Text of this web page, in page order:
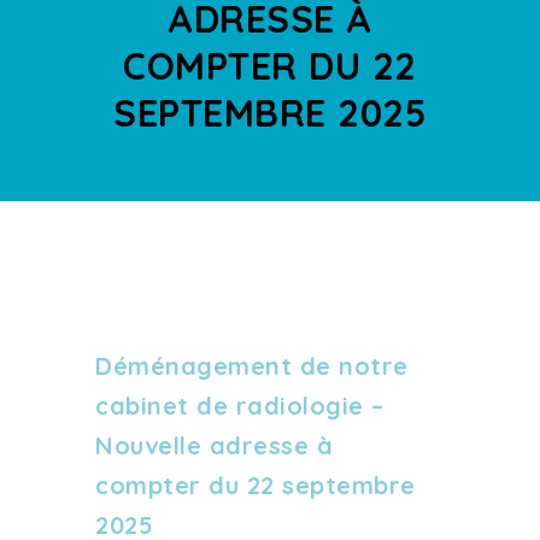
ADRESSE À
COMPTER DU 22
SEPTEMBRE 2025
Déménagement de notre
cabinet de radiologie –
Nouvelle adresse à
compter du 22 septembre
2025